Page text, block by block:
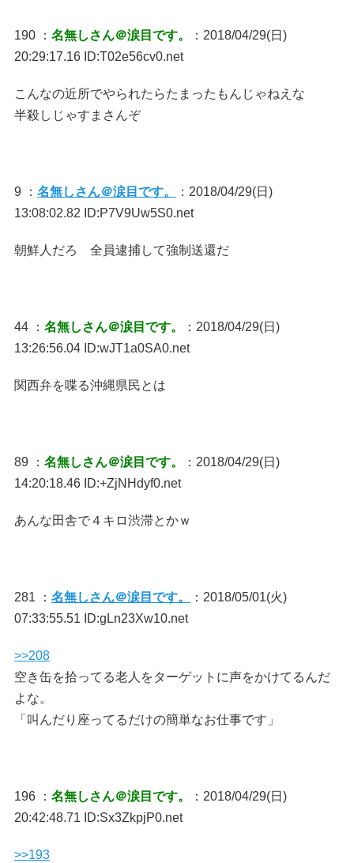
190 ： 名無しさん＠涙目です。
：2018/04/29(日)
20:29:17.16 ID:T02e56cv0.net
こんなの近所でやられたらたまったもんじゃねえな
半殺しじゃすまさんぞ
9 ： 名無しさん＠涙目です。
：2018/04/29(日)
13:08:02.82 ID:P7V9Uw5S0.net
朝鮮人だろ 全員逮捕して強制送還だ
44 ： 名無しさん＠涙目です。
：2018/04/29(日)
13:26:56.04 ID:wJT1a0SA0.net
関西弁を喋る沖縄県民とは
89 ： 名無しさん＠涙目です。
：2018/04/29(日)
14:20:18.46 ID:+ZjNHdyf0.net
あんな田舎で４キロ渋滞とかｗ
281 ： 名無しさん＠涙目です。
：2018/05/01(火)
07:33:55.51 ID:gLn23Xw10.net
>>208
空き缶を拾ってる老人をターゲットに声をかけてるんだ
よな。
「叫んだり座ってるだけの簡単なお仕事です」
196 ： 名無しさん＠涙目です。
：2018/04/29(日)
20:42:48.71 ID:Sx3ZkpjP0.net
>>193